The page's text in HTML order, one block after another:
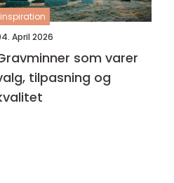
inspiration
April 2026
som varer
tilpasning og